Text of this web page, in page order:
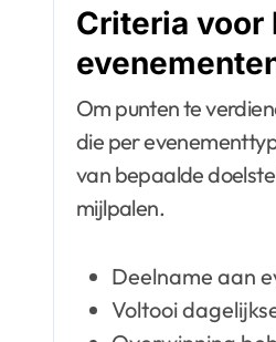
Criteria voor
Om punten te
die per
van bepaalde
mijlpalen.
Deelname aan
Voltooi